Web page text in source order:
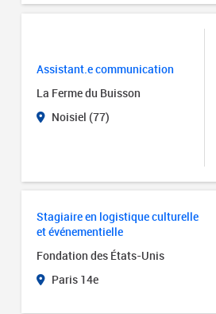
Assistant.e communication
La Ferme du Buisson
Noisiel (77)
Stagiaire en logistique culturelle
et événementielle
Fondation des États-Unis
Paris 14e